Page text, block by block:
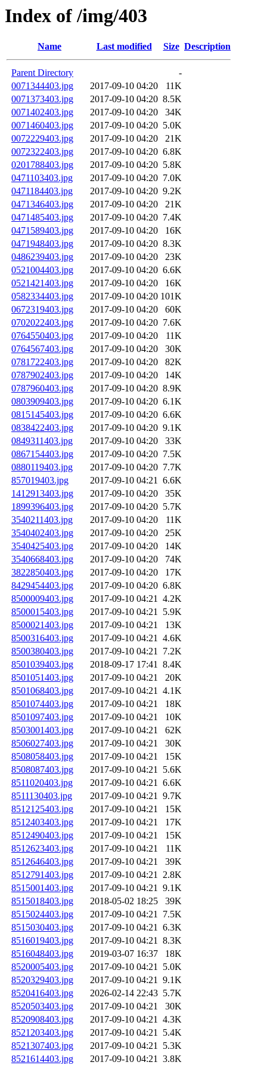
Index of /img/403
Name Last modified Size Description
Parent Directory
-
0071344403.jpg
2017-09-10 04:20
11K
0071373403.jpg
2017-09-10 04:20 8.5K
0071402403.jpg
2017-09-10 04:20
34K
0071460403.jpg
2017-09-10 04:20 5.0K
0072229403.jpg
2017-09-10 04:20
21K
0072322403.jpg
2017-09-10 04:20 6.8K
0201788403.jpg
2017-09-10 04:20 5.8K
0471103403.jpg
2017-09-10 04:20 7.0K
0471184403.jpg
2017-09-10 04:20 9.2K
0471346403.jpg
2017-09-10 04:20
21K
0471485403.jpg
2017-09-10 04:20 7.4K
0471589403.jpg
2017-09-10 04:20
16K
0471948403.jpg
2017-09-10 04:20 8.3K
0486239403.jpg
2017-09-10 04:20
23K
0521004403.jpg
2017-09-10 04:20 6.6K
0521421403.jpg
2017-09-10 04:20
16K
0582334403.jpg
2017-09-10 04:20 101K
0672319403.jpg
2017-09-10 04:20
60K
0702022403.jpg
2017-09-10 04:20 7.6K
0764550403.jpg
2017-09-10 04:20
11K
0764567403.jpg
2017-09-10 04:20
30K
0781722403.jpg
2017-09-10 04:20
82K
0787902403.jpg
2017-09-10 04:20
14K
0787960403.jpg
2017-09-10 04:20 8.9K
0803909403.jpg
2017-09-10 04:20 6.1K
0815145403.jpg
2017-09-10 04:20 6.6K
0838422403.jpg
2017-09-10 04:20 9.1K
0849311403.jpg
2017-09-10 04:20
33K
0867154403.jpg
2017-09-10 04:20 7.5K
0880119403.jpg
2017-09-10 04:20 7.7K
857019403.jpg
2017-09-10 04:21 6.6K
1412913403.jpg
2017-09-10 04:20
35K
1899396403.jpg
2017-09-10 04:20 5.7K
3540211403.jpg
2017-09-10 04:20
11K
3540402403.jpg
2017-09-10 04:20
25K
3540425403.jpg
2017-09-10 04:20
14K
3540668403.jpg
2017-09-10 04:20
74K
3822850403.jpg
2017-09-10 04:20
17K
8429454403.jpg
2017-09-10 04:20 6.8K
8500009403.jpg
2017-09-10 04:21 4.2K
8500015403.jpg
2017-09-10 04:21 5.9K
8500021403.jpg
2017-09-10 04:21
13K
8500316403.jpg
2017-09-10 04:21 4.6K
8500380403.jpg
2017-09-10 04:21 7.2K
8501039403.jpg
2018-09-17 17:41 8.4K
8501051403.jpg
2017-09-10 04:21
20K
8501068403.jpg
2017-09-10 04:21 4.1K
8501074403.jpg
2017-09-10 04:21
18K
8501097403.jpg
2017-09-10 04:21
10K
8503001403.jpg
2017-09-10 04:21
62K
8506027403.jpg
2017-09-10 04:21
30K
8508058403.jpg
2017-09-10 04:21
15K
8508087403.jpg
2017-09-10 04:21 5.6K
8511020403.jpg
2017-09-10 04:21 6.6K
8511130403.jpg
2017-09-10 04:21 9.7K
8512125403.jpg
2017-09-10 04:21
15K
8512403403.jpg
2017-09-10 04:21
17K
8512490403.jpg
2017-09-10 04:21
15K
8512623403.jpg
2017-09-10 04:21
11K
8512646403.jpg
2017-09-10 04:21
39K
8512791403.jpg
2017-09-10 04:21 2.8K
8515001403.jpg
2017-09-10 04:21 9.1K
8515018403.jpg
2018-05-02 18:25
39K
8515024403.jpg
2017-09-10 04:21 7.5K
8515030403.jpg
2017-09-10 04:21 6.3K
8516019403.jpg
2017-09-10 04:21 8.3K
8516048403.jpg
2019-03-07 16:37
18K
8520005403.jpg
2017-09-10 04:21 5.0K
8520329403.jpg
2017-09-10 04:21 9.1K
8520416403.jpg
2026-02-14 22:43 5.7K
8520503403.jpg
2017-09-10 04:21
30K
8520908403.jpg
2017-09-10 04:21 4.3K
8521203403.jpg
2017-09-10 04:21 5.4K
8521307403.jpg
2017-09-10 04:21 5.3K
8521614403.jpg
2017-09-10 04:21 3.8K